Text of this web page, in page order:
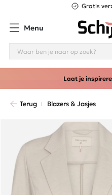
Gratis
Menu
Laat je
Terug Blazers & Jasjes